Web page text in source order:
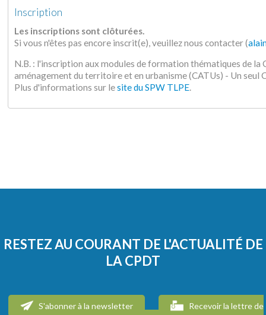
Inscription
Les inscriptions sont clôturées.
Si vous n'êtes pas encore inscrit(e), veuillez nous contacter (
N.B. : l'inscription aux modules de formation thématiques de la
aménagement du territoire et en urbanisme (CATUs) - Un seul
Plus d'informations sur lesite du SPW TLPE.
RESTEZ AU COURANT DE L'ACTUALITÉ DE
LA CPDT
S'abonner à la newsletter
Recevoir la lettre de